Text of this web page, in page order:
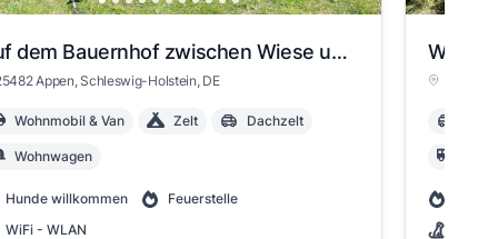
Auf dem Bauernhof zwischen Wiese und Wald
Appen, Schleswig-Holstein, DE
Wohnmobil & Van Zelt Dachzelt
Wohnwagen
Hunde willkommen
Feuerstelle
WiFi - WLAN